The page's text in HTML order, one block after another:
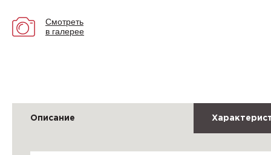
Смотреть
в галерее
Описание